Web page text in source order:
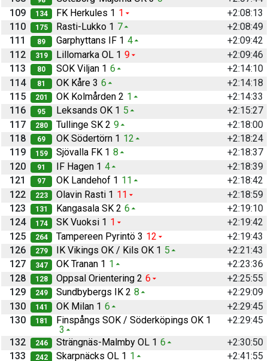
109
134 FK Herkules 1 1
+2:08:13
110
175 Rasti-Lukko 1 7
+2:08:49
111
89 Garphyttans IF 1 4
+2:09:42
112
319 Lillomarka OL 1 9
+2:09:46
113
80 SOK Viljan 1 6
+2:14:10
114
81 OK Kåre 3 6
+2:14:18
115
201 OK Kolmården 2 1
+2:14:33
116
95 Leksands OK 1 5
+2:15:27
117
280 Tullinge SK 2 9
+2:18:00
118
69 OK Södertörn 1 12
+2:18:24
119
159 Sjövalla FK 1 8
+2:18:37
120
91 IF Hagen 1 4
+2:18:39
121
97 OK Landehof 1 11
+2:18:42
122
223 Olavin Rasti 1 11
+2:18:59
123
131 Kangasala SK 2 6
+2:19:10
124
174 SK Vuoksi 1 1
+2:19:42
125
264 Tampereen Pyrintö 3 12
+2:19:43
126
279 IK Vikings OK / Kils OK 1 5
+2:21:43
127
347 OK Tranan 1 1
+2:23:36
128
128 Oppsal Orientering 2 6
+2:25:55
129
249 Sundbybergs IK 2 8
+2:29:09
130
141 OK Milan 1 6
+2:29:45
130
181
Finspångs SOK / Söderköpings OK 1
3
+2:29:45
132
246 Strängnäs-Malmby OL 1 6
+2:30:50
133
242 Skarpnäcks OL 1 1
+2:41:55